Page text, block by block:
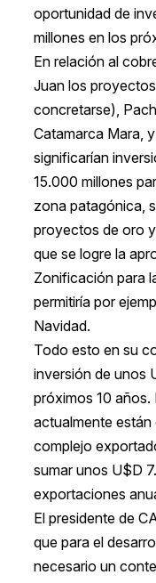
oportunidad de
millones en los
En relación al
Juan los
concretarse),
Catamarca Mara,
significarían
15.000 millones
zona patagónica,
proyectos de oro
que se logre la
Zonificación para
permitiría por
Navidad.
Todo esto en su
inversión de unos
próximos 10
actualmente
complejo
sumar unos U$D
exportaciones
El presidente de
que para el
necesario un